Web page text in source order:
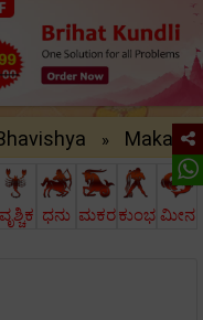
»
Makara
ವೃಶ್ಚಿಕ ಧನು ಮಕರಕುಂಭ ಮೀನ